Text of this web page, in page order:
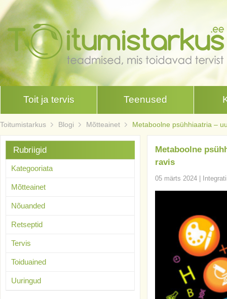
Toit ja tervis Teenused
Toitumistarkus Blogi Mõtteainet Metaboolne psühhiaatria –
Metaboolne
ravis
05 märts 2024
Rubriigid
Kategooriata
Mõtteainet
Nõuanded
Retseptid
Tervis
Toiduained
Uuringud